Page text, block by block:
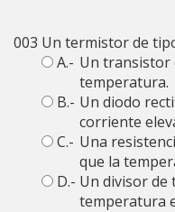
003 Un termistor de
A.- Un transistor
temperatura.
B.- Un diodo
corriente
C.- Una
que la
D.- Un divisor de
temperatura